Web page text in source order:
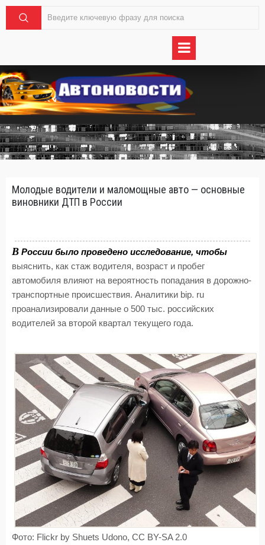
Молодые водители и маломощные авто — основные
виновники ДТП в России
В России было проведено исследование, чтобы
выяснить, как стаж водителя, возраст и пробег
автомобиля влияют на вероятность попадания в дорожно-
транспортные происшествия. Аналитики bip. ru
проанализировали данные о 500 тыс. российских
водителей за второй квартал текущего года.
Фото: Flickr by Shuets Udono, CC BY-SA 2.0